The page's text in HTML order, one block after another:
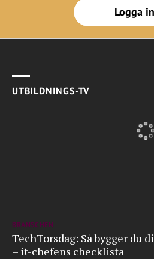
Logga in
UTBILDNINGS-TV
BRANSCHEN
TechTorsdag: Så bygger du
– it-chefens checklista